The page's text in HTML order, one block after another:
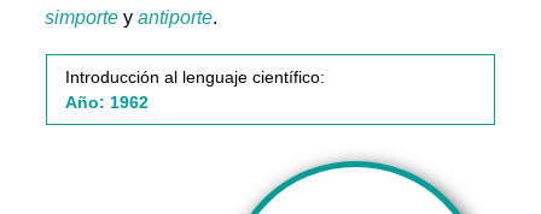
simporte yantiporte.
Introducción al lenguaje científico:
Año: 1962